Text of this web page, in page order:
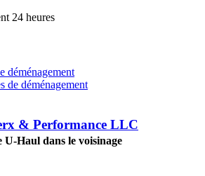
24 heures
déménagement
de déménagement
& Performance LLC
U-Haul dans le voisinage